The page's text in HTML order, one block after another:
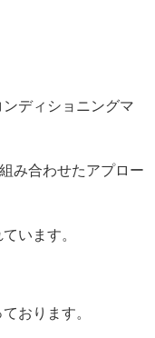
ディショニングマ
み合わせたアプロー
います。
おります。